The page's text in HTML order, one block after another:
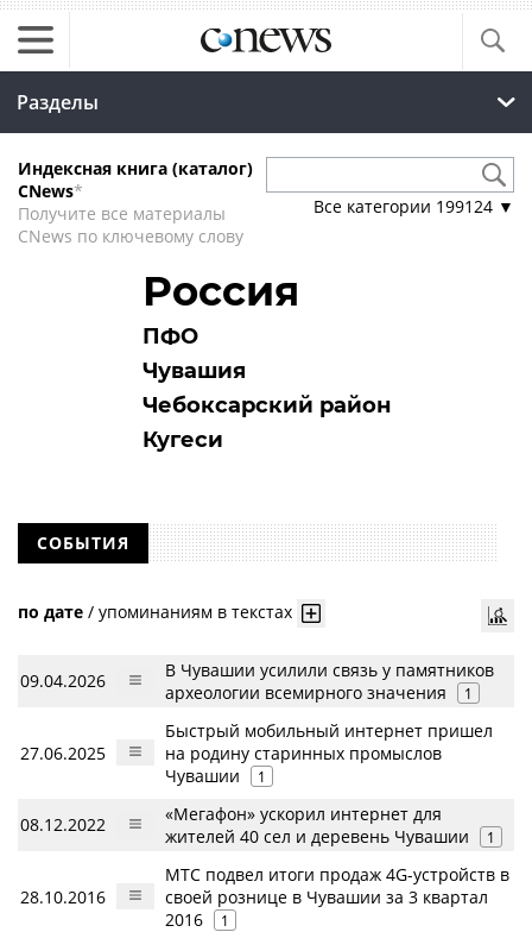
Разделы
Индексная книга (каталог)
CNews*
Получите все материалы
CNews по ключевому слову
Все категории 199124 ▼
Россия
ПФО
Чувашия
Чебоксарский район
Кугеси
СОБЫТИЯ
по дате / упоминаниям в текстах
09.04.2026
В Чувашии усилили связь у памятников
археологии всемирного значения
1
27.06.2025
Быстрый мобильный интернет пришел
на родину старинных промыслов
Чувашии
1
08.12.2022
«Мегафон» ускорил интернет для
жителей 40 сел и деревень Чувашии
1
28.10.2016
МТС подвел итоги продаж 4G-устройств в
своей рознице в Чувашии за 3 квартал
2016
1